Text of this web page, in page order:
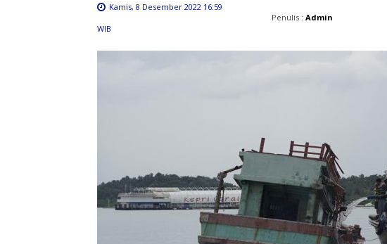
Kamis, 8 Desember 2022 16:59
WIB
Penulis : Admin